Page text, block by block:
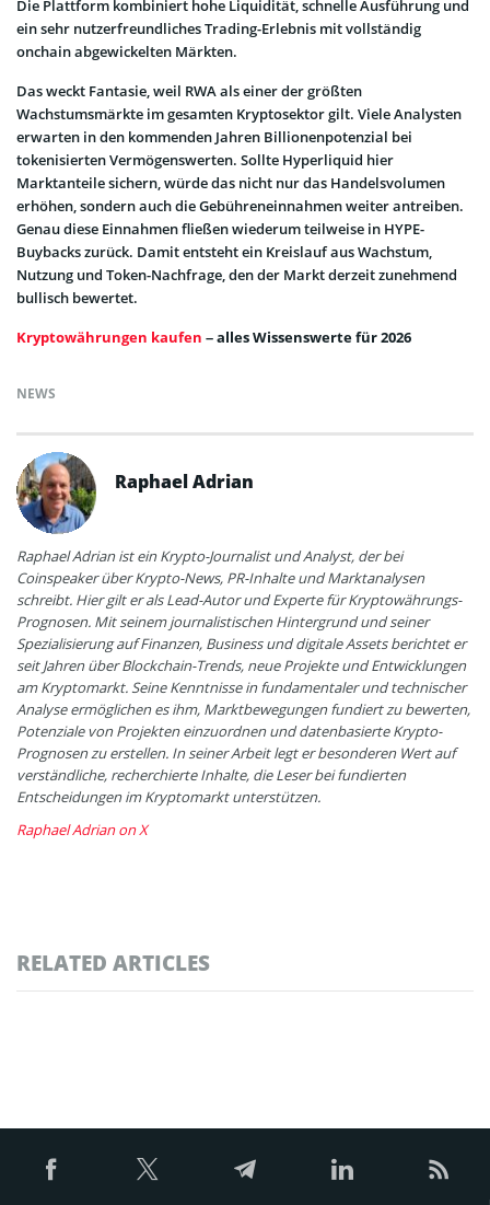
Die Plattform kombiniert hohe Liquidität, schnelle Ausführung und
ein sehr nutzerfreundliches Trading-Erlebnis mit vollständig
onchain abgewickelten Märkten.
Das weckt Fantasie, weil RWA als einer der größten
Wachstumsmärkte im gesamten Kryptosektor gilt. Viele Analysten
erwarten in den kommenden Jahren Billionenpotenzial bei
tokenisierten Vermögenswerten. Sollte Hyperliquid hier
Marktanteile sichern, würde das nicht nur das Handelsvolumen
erhöhen, sondern auch die Gebühreneinnahmen weiter antreiben.
Genau diese Einnahmen fließen wiederum teilweise in HYPE-
Buybacks zurück. Damit entsteht ein Kreislauf aus Wachstum,
Nutzung und Token-Nachfrage, den der Markt derzeit zunehmend
bullisch bewertet.
Kryptowährungen kaufen – alles Wissenswerte für 2026
NEWS
Raphael Adrian
Raphael Adrian ist ein Krypto-Journalist und Analyst, der bei
Coinspeaker über Krypto-News, PR-Inhalte und Marktanalysen
schreibt. Hier gilt er als Lead-Autor und Experte für Kryptowährungs-
Prognosen. Mit seinem journalistischen Hintergrund und seiner
Spezialisierung auf Finanzen, Business und digitale Assets berichtet er
seit Jahren über Blockchain-Trends, neue Projekte und Entwicklungen
am Kryptomarkt. Seine Kenntnisse in fundamentaler und technischer
Analyse ermöglichen es ihm, Marktbewegungen fundiert zu bewerten,
Potenziale von Projekten einzuordnen und datenbasierte Krypto-
Prognosen zu erstellen. In seiner Arbeit legt er besonderen Wert auf
verständliche, recherchierte Inhalte, die Leser bei fundierten
Entscheidungen im Kryptomarkt unterstützen.
Raphael Adrian on X
RELATED ARTICLES